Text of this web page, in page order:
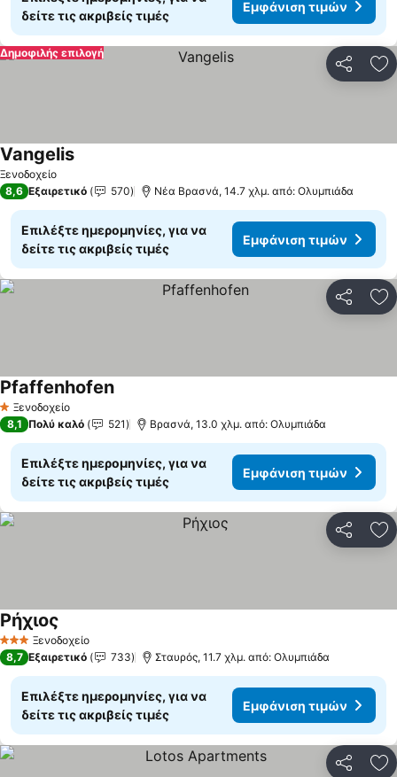
δείτε τις ακριβείς τιμές
Εμφάνιση τιμών
Δημοφιλής επιλογή
Ξενοδοχείο
VangelisΕμφάνιση τιμών
8,6 Εξαιρετικό 570 Νέα Βρασνά, 14.7 χλμ. από: Ολυμπιάδα
Επιλέξτε ημερομηνίες, για να
δείτε τις ακριβείς τιμές
Εμφάνιση τιμών
1 Αστέρια
Ξενοδοχείο
PfaffenhofenΕμφάνιση τιμών
8,1 Πολύ καλό 521 Βρασνά, 13.0 χλμ. από: Ολυμπιάδα
Επιλέξτε ημερομηνίες, για να
δείτε τις ακριβείς τιμές
Εμφάνιση τιμών
3 ΑστέριαΞενοδοχείο
Ρήχιος
8,7 Εξαιρετικό 733 Σταυρός, 11.7 χλμ. από: Ολυμπιάδα
Επιλέξτε ημερομηνίες, για να
δείτε τις ακριβείς τιμές
Εμφάνιση τιμών